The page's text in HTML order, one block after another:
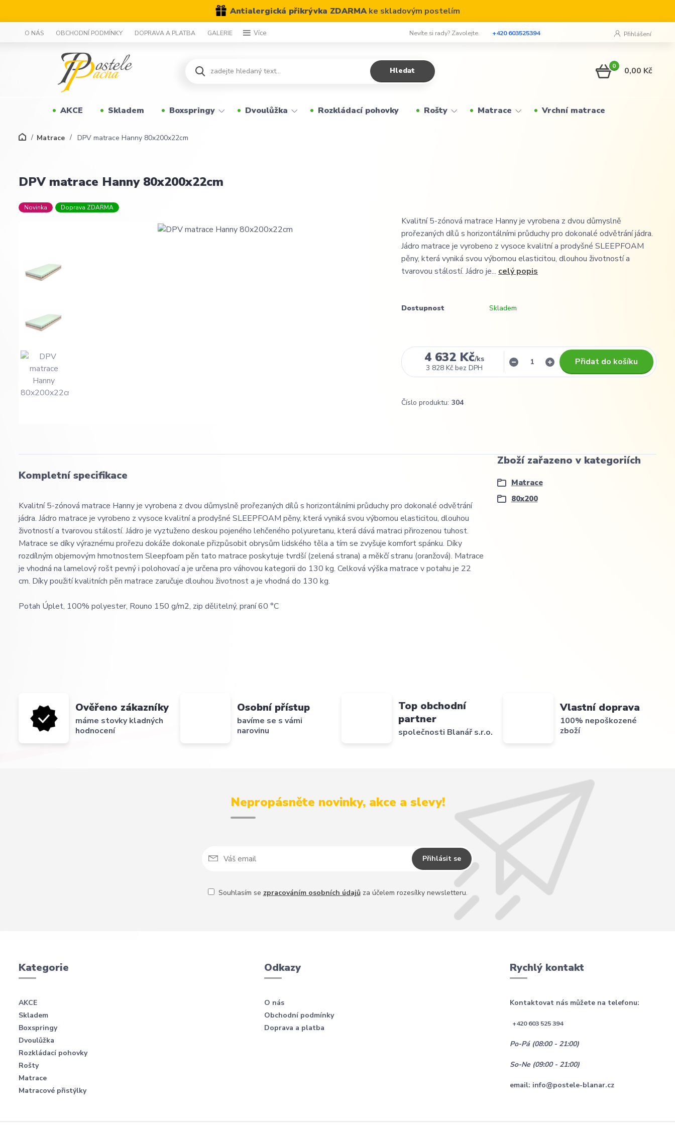
Antialergická přikrývka ZDARMAke skladovým postelím
O NÁS OBCHODNÍ PODMÍNKY DOPRAVA A PLATBA GALERIE Více Přihlášení
Hledat
Nevíte si rady? Zavolejte. +420 603525394
0 0,00 Kč
AKCE Skladem Boxspringy Dvoulůžka Rozkládací pohovky Rošty Matrace Vrchní matrace
Matrace DPV matrace Hanny 80x200x22cm
DPV matrace Hanny 80x200x22cm
Novinka Doprava ZDARMA
Kvalitní 5-zónová matrace Hanny je vyrobena z dvou důmyslně
prořezaných dílů s horizontálními průduchy pro dokonalé odvětrání jádra.
Jádro matrace je vyrobeno z vysoce kvalitní a prodyšné SLEEPFOAM
pěny, která vyniká svou výbornou elasticitou, dlouhou životností a
tvarovou stálostí. Jádro je... celý popis
Dostupnost Skladem
4 632 Kč/ks
3 828 Kč bez DPH
Přidat do košíku
Číslo produktu: 304
Kompletní specifikace
Kvalitní 5-zónová matrace Hanny je vyrobena z dvou důmyslně prořezaných dílů s horizontálními průduchy pro dokonalé odvětrání
jádra. Jádro matrace je vyrobeno z vysoce kvalitní a prodyšné SLEEPFOAM pěny, která vyniká svou výbornou elasticitou, dlouhou
životností a tvarovou stálostí. Jádro je vyztuženo deskou pojeného lehčeného polyuretanu, která dává matraci přirozenou tuhost.
Matrace se díky výraznému prořezu dokáže dokonale přizpůsobit obrysům lidského těla a tím se zvyšuje komfort spánku. Díky
rozdílným objemovým hmotnostem Sleepfoam pěn tato matrace poskytuje tvrdší (zelená strana) a měkčí stranu (oranžová). Matrace
je vhodná na lamelový rošt pevný i polohovací a je určena pro váhovou kategorii do 130 kg. Celková výška matrace v potahu je 22
cm. Díky použití kvalitních pěn matrace zaručuje dlouhou životnost a je vhodná do 130 kg.
Potah Úplet, 100% polyester, Rouno 150 g/m2, zip dělitelný, praní 60 °C
Zboží zařazeno v kategoriích
Matrace
80x200
Ověřeno zákazníky
máme stovky kladných
hodnocení
Osobní přístup
bavíme se s vámi
narovinu
Top obchodní
partner
společnosti Blanář s.r.o.
Vlastní doprava
100% nepoškozené
zboží
Nepropásněte novinky, akce a slevy!
Přihlásit se
Souhlasím se zpracováním osobních údajůza účelem rozesílky newsletteru.
Kategorie
AKCE
Skladem
Boxspringy
Dvoulůžka
Rozkládací pohovky
Rošty
Matrace
Matracové přistýlky
Odkazy
O nás
Obchodní podmínky
Doprava a platba
Rychlý kontakt
Kontaktovat nás můžete na telefonu:
+420 603 525 394
Po-Pá (08:00 - 21:00)
So-Ne (09:00 - 21:00)
email: info@postele-blanar.cz